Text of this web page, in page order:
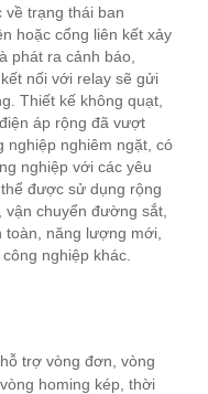
về trạng thái ban
hoặc cổng liên kết xảy
phát ra cảnh báo,
nối với relay sẽ gửi
Thiết kế không quạt,
áp rộng đã vượt
nghiệp nghiêm ngặt, có
nghiệp với các yêu
được sử dụng rộng
chuyển đường sắt,
năng lượng mới,
nghiệp khác.
trợ vòng đơn, vòng
homing kép, thời